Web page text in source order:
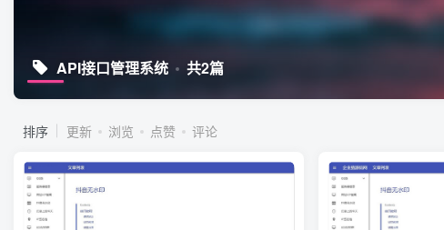
API接口管理系统 共2篇
排序 更新 浏览 点赞 评论